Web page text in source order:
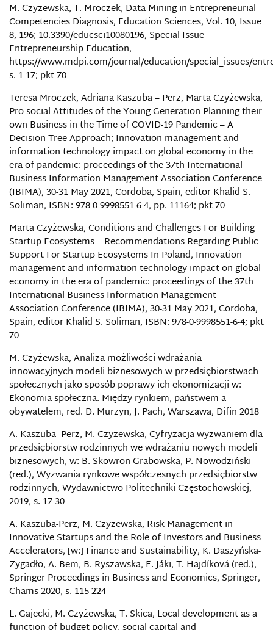
M. Czyżewska, T. Mroczek, Data Mining in Entrepreneurial
Competencies Diagnosis, Education Sciences, Vol. 10, Issue
8, 196; 10.3390/educsci10080196, Special Issue
Entrepreneurship Education,
https://www.mdpi.com/journal/education/special_issues/
s. 1-17; pkt 70
Teresa Mroczek, Adriana Kaszuba – Perz, Marta Czyżewska,
Pro-social Attitudes of the Young Generation Planning their
own Business in the Time of COVID-19 Pandemic – A
Decision Tree Approach; Innovation management and
information technology impact on global economy in the
era of pandemic: proceedings of the 37th International
Business Information Management Association Conference
(IBIMA), 30-31 May 2021, Cordoba, Spain, editor Khalid S.
Soliman, ISBN: 978-0-9998551-6-4, pp. 11164; pkt 70
Marta Czyżewska, Conditions and Challenges For Building
Startup Ecosystems – Recommendations Regarding Public
Support For Startup Ecosystems In Poland, Innovation
management and information technology impact on global
economy in the era of pandemic: proceedings of the 37th
International Business Information Management
Association Conference (IBIMA), 30-31 May 2021, Cordoba,
Spain, editor Khalid S. Soliman, ISBN: 978-0-9998551-6-4; pkt
70
M. Czyżewska, Analiza możliwości wdrażania
innowacyjnych modeli biznesowych w przedsiębiorstwach
społecznych jako sposób poprawy ich ekonomizacji w:
Ekonomia społeczna. Między rynkiem, państwem a
obywatelem, red. D. Murzyn, J. Pach, Warszawa, Difin 2018
A. Kaszuba- Perz, M. Czyżewska, Cyfryzacja wyzwaniem dla
przedsiębiorstw rodzinnych we wdrażaniu nowych modeli
biznesowych, w: B. Skowron-Grabowska, P. Nowodziński
(red.), Wyzwania rynkowe współczesnych przedsiębiorstw
rodzinnych, Wydawnictwo Politechniki Częstochowskiej,
2019, s. 17-30
A. Kaszuba-Perz, M. Czyżewska, Risk Management in
Innovative Startups and the Role of Investors and Business
Accelerators, [w:] Finance and Sustainability, K. Daszyńska-
Żygadło, A. Bem, B. Ryszawska, E. Jáki, T. Hajdíková (red.),
Springer Proceedings in Business and Economics, Springer,
Chams 2020, s. 115-224
L. Gajecki, M. Czyżewska, T. Skica, Local development as a